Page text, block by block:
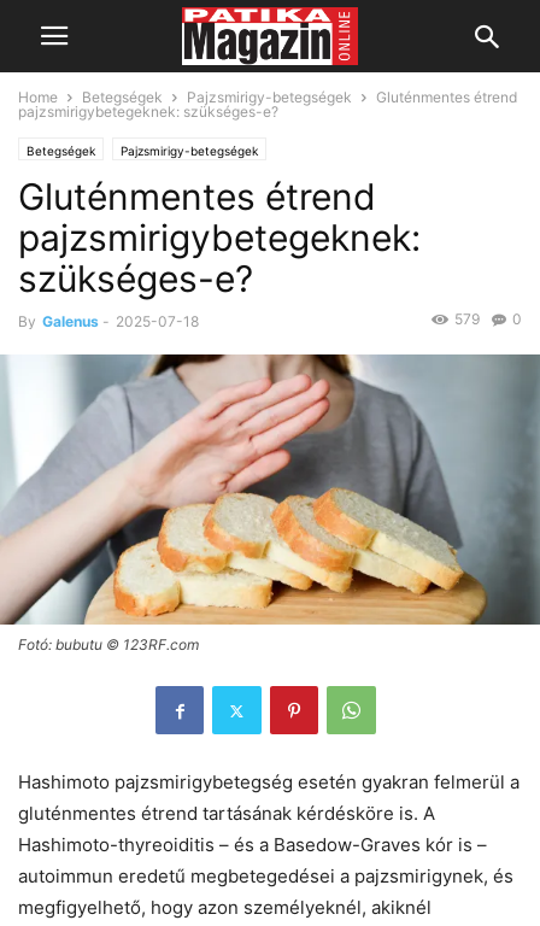
Home Betegségek Pajzsmirigy-betegségek
Gluténmentes étrend
pajzsmirigybetegeknek: szükséges-e?
Betegségek Pajzsmirigy-betegségek
Gluténmentes étrend
pajzsmirigybetegeknek:
szükséges-e?
By Galenus - 2025-07-18 0
579
Fotó: bubutu © 123RF.com
Hashimoto pajzsmirigybetegség esetén gyakran felmerül a
gluténmentes étrend tartásának kérdésköre is. A
Hashimoto-thyreoiditis – és a Basedow-Graves kór is –
autoimmun eredetű megbetegedései a pajzsmirigynek, és
megfigyelhető, hogy azon személyeknél, akiknél